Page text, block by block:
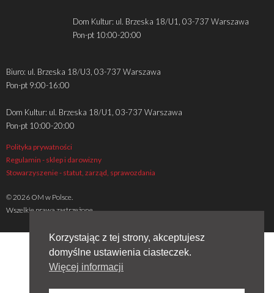
Dom Kultur: ul. Brzeska 18/U1, 03-737 Warszawa
Pon-pt 10:00-20:00
Biuro: ul. Brzeska 18/U3, 03-737 Warszawa
Pon-pt 9:00-16:00
Dom Kultur: ul. Brzeska 18/U1, 03-737 Warszawa
Pon-pt 10:00-20:00
Polityka prywatności
Regulamin - sklep i darowizny
Stowarzyszenie - statut, zarząd, sprawozdania
© 2026 OM w Polsce.
Wszelkie prawa zastrzeżone
Korzystając z tej strony, akceptujesz
domyślne ustawienia ciasteczek.
Więcej informacji